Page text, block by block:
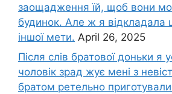
заощадження їй, щоб вони
будинок. Але ж я відкладала
іншої мети. April 26, 2025
Після слів братової доньки я
чоловік зpад жує мені з
братом ретельно